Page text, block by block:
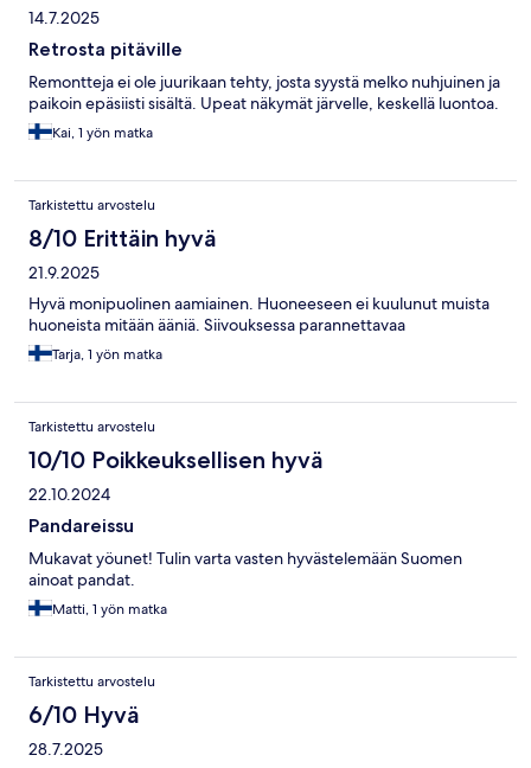
14.7.2025
Retrosta pitäville
Remontteja ei ole juurikaan tehty, josta syystä melko nuhjuinen ja
paikoin epäsiisti sisältä. Upeat näkymät järvelle, keskellä luontoa.
Kai, 1 yön matka
Tarkistettu arvostelu
8/10 Erittäin hyvä
21.9.2025
Hyvä monipuolinen aamiainen. Huoneeseen ei kuulunut muista
huoneista mitään ääniä. Siivouksessa parannettavaa
Tarja, 1 yön matka
Tarkistettu arvostelu
10/10 Poikkeuksellisen hyvä
22.10.2024
Pandareissu
Mukavat yöunet! Tulin varta vasten hyvästelemään Suomen
ainoat pandat.
Matti, 1 yön matka
Tarkistettu arvostelu
6/10 Hyvä
28.7.2025